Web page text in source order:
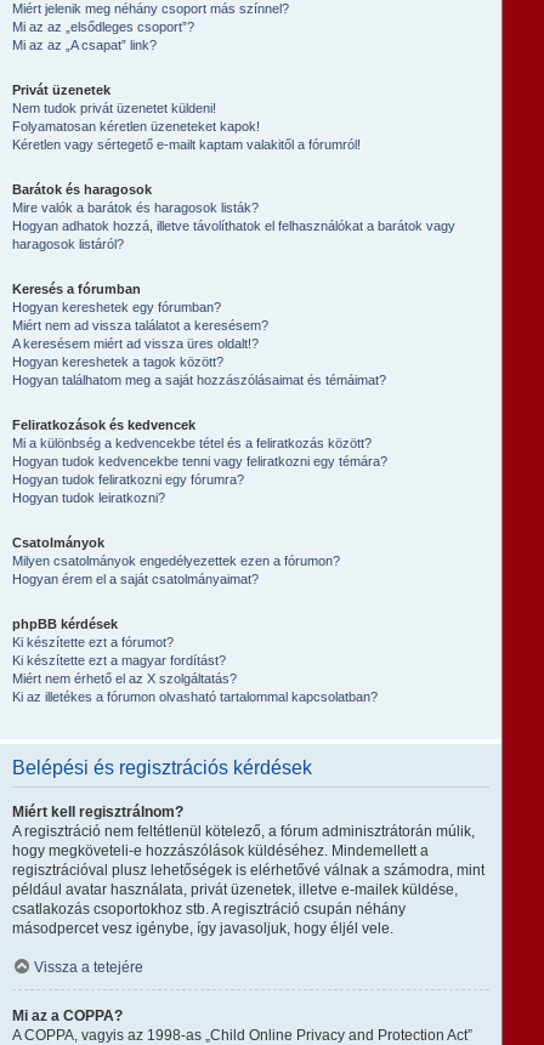
Miért jelenik meg néhány csoport más színnel?
Mi az az „elsődleges csoport”?
Mi az az „A csapat” link?
Privát üzenetek
Nem tudok privát üzenetet küldeni!
Folyamatosan kéretlen üzeneteket kapok!
Kéretlen vagy sértegető e-mailt kaptam valakitől a fórumról!
Barátok és haragosok
Mire valók a barátok és haragosok listák?
Hogyan adhatok hozzá, illetve távolíthatok el felhasználókat a barátok vagy
haragosok listáról?
Keresés a fórumban
Hogyan kereshetek egy fórumban?
Miért nem ad vissza találatot a keresésem?
A keresésem miért ad vissza üres oldalt!?
Hogyan kereshetek a tagok között?
Hogyan találhatom meg a saját hozzászólásaimat és témáimat?
Feliratkozások és kedvencek
Mi a különbség a kedvencekbe tétel és a feliratkozás között?
Hogyan tudok kedvencekbe tenni vagy feliratkozni egy témára?
Hogyan tudok feliratkozni egy fórumra?
Hogyan tudok leiratkozni?
Csatolmányok
Milyen csatolmányok engedélyezettek ezen a fórumon?
Hogyan érem el a saját csatolmányaimat?
phpBB kérdések
Ki készítette ezt a fórumot?
Ki készítette ezt a magyar fordítást?
Miért nem érhető el az X szolgáltatás?
Ki az illetékes a fórumon olvasható tartalommal kapcsolatban?
Belépési és regisztrációs kérdések
Miért kell regisztrálnom?
A regisztráció nem feltétlenül kötelező, a fórum adminisztrátorán múlik,
hogy megköveteli-e hozzászólások küldéséhez. Mindemellett a
regisztrációval plusz lehetőségek is elérhetővé válnak a számodra, mint
például avatar használata, privát üzenetek, illetve e-mailek küldése,
csatlakozás csoportokhoz stb. A regisztráció csupán néhány
másodpercet vesz igénybe, így javasoljuk, hogy éljél vele.
Vissza a tetejére
Mi az a COPPA?
A COPPA, vagyis az 1998-as „Child Online Privacy and Protection Act”